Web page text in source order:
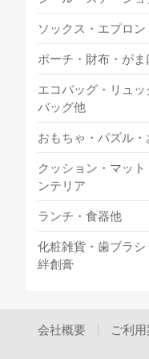
ソックス・エプロン
ポーチ・財布・がま
エコバッグ・リュッ
バッグ他
おもちゃ・パズル
クッション・マット
ンテリア
ランチ・食器他
化粧雑貨・歯ブラシ
絆創膏
会社概要 ご利